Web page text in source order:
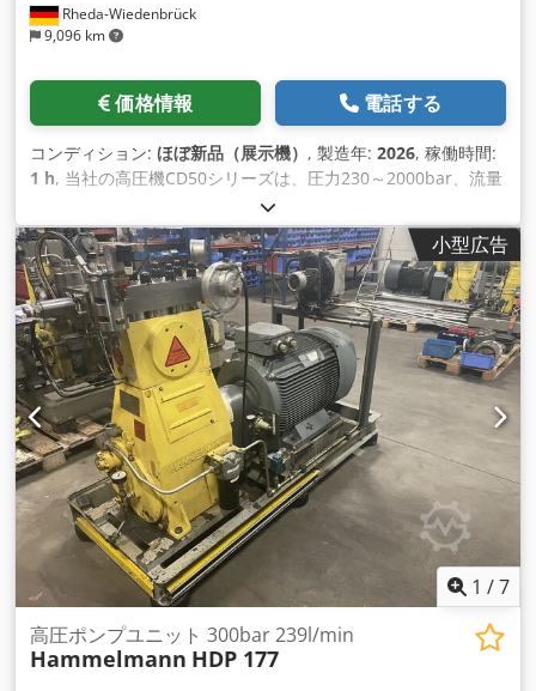
Rheda-Wiedenbrück
9,096 km
価格情報 電話する
コンディション: ほぼ新品（展示機） , 製造年: 2026, 稼働時間:
1 h, 当社の高圧機CD50シリーズは、圧力230～2000bar、流量
7～74l/minをカバーしています。ポンプは4気筒の水冷式トヨ
タ製ディーゼルエンジンで駆動します。完全に密閉されたフレ
ームは、溶融亜鉛メッキ鋼で作られており、長寿命と耐腐食性
を確保しています 。 フレームは下地処理をしてから塗装しま
す。マシンは1550×920mmのフットプリントで済みます。フレ
ームの下には4つのゴム足が取 り 付けられています。また、四
隅にはフォークリフトポケットとリフティングアイを設置して
います。亜鉛メッキされたルーフプレートは、高圧 ホ ースな
どを保護し、保管することができます。似ているようで似てい
ないDynajet、Falch、Hammelmann、Kamat、 K ärcher、
Oertzen、Uraca、Womaなど。 利用可能なモデル ----- モデル
圧力 流量 CD50-230 230bar 74Lpm CD50-400 400bar 40Lpm
CD50-500 500bar 33Lpm CD50-700 700bar 25Lpm CD50-
1000 1000bar 20Lpm CD50-1250 1250 bar 15 Lpm CD50-
1380 1380 bar 13 Lpm Dkodohgbf Eopfx Aqqor CD50-2000
2000bar 10Lpm 一般的な仕様です。 ----- マックス。ポンプ速
度：1160rpm 駆動エンジン：トヨタディーゼル製4気筒水冷式
駆動モーター出力：37.3kW 駆動モーター速度：1800rpm タン
ク：90L マックス。燃料消費量：10.0L/h ラウドネス（7m）：
小型広告
1 /7
高圧ポンプユニット 300bar 239l/min
Hammelmann HDP 177